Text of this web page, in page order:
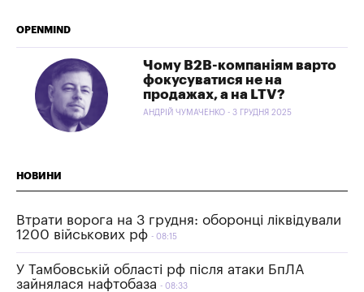
OPENMIND
Чому B2B-компаніям варто
фокусуватися не на
продажах, а на LTV?
АНДРІЙ ЧУМАЧЕНКО - 3 ГРУДНЯ 2025
НОВИНИ
Втрати ворога на 3 грудня: оборонці ліквідували
1200 військових рф
08:15
У Тамбовській області рф після атаки БпЛА
зайнялася нафтобаза
08:33